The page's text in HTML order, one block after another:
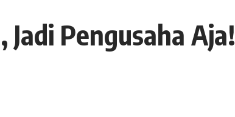
Jadi Pengusaha Aja!